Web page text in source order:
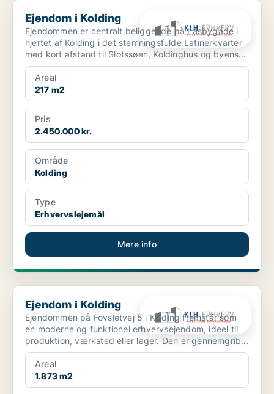
Ejendom i Kolding
Ejendom i Kolding
Ejendommen er centralt beliggende på Låsbygade i
hjertet af Kolding i det stemningsfulde Latinerkvarter
med kort afstand til Slotssøen, Koldinghus og byens
g...
Areal
217 m2
Pris
2.450.000 kr.
Område
Kolding
Type
Erhvervslejemål
Mere info
Ejendom i Kolding
Ejendom i Kolding
Ejendommen på Fovsletvej 5 i Kolding fremstår som
en moderne og funktionel erhvervsejendom, ideel til
produktion, værksted eller lager. Den er gennemgrib...
Areal
1.873 m2